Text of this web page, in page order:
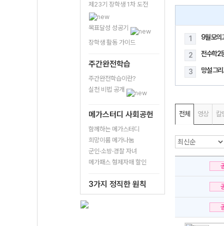
제23기 장학생 1차 도전
목표달성 성공기
장학생 활동 가이드
주간완전학습
주간완전학습이란?
실천 비법 공개
메가스터디 사회공헌
함께하는 메가스터디
희망이룸 메가나눔
군인·소방·경찰 자녀
메가패스 형제자매 할인
3가지 정직한 원칙
1 9월 모의
2 전수학2
3 망설 그
전체 영상 칼